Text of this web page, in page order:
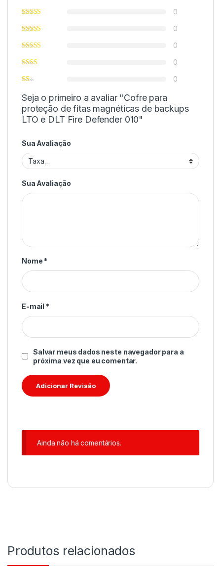
0
0
0
0
0
Seja o primeiro a avaliar "Cofre para
proteção de fitas magnéticas de backups
LTO e DLT Fire Defender 010"
Sua Avaliação
Sua Avaliação
Nome *
E-mail *
Salvar meus dados neste navegador para a
próxima vez que eu comentar.
Ainda não há comentários.
Produtos relacionados